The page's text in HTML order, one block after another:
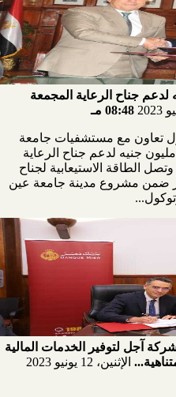
110 مليون جنيه لدعم جناح الرعاية المجمعة
08:48 مـ
تعاون مع مستشفيات جامعة
عين شمس ، وذلك للتبرع بنحو 110 مليون جنيه لدعم جناح الرعاية
الطاقة الاستيعابية لجناح
التطوير ضمن مشروع مدينة جامعة عين
آجل لتوفير الخدمات المالية
الإثنين، 12 يونيو 2023